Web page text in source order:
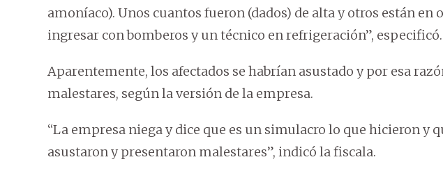
amoníaco). Unos cuantos fueron (dados) de alta y otros están en
ingresar con bomberos y un técnico en refrigeración”, especificó.
Aparentemente, los afectados se habrían asustado y por esa
malestares, según la versión de la empresa.
“La empresa niega y dice que es un simulacro lo que hicieron y
asustaron y presentaron malestares”, indicó la fiscala.